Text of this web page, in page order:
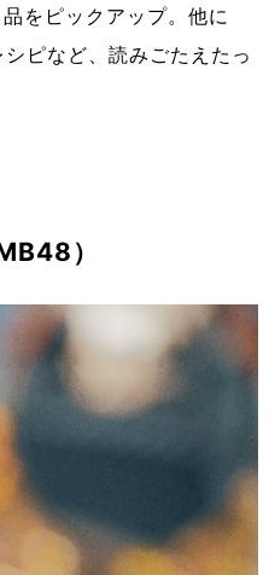
をピックアップ。他に
ピなど、読みごたえたっ
）